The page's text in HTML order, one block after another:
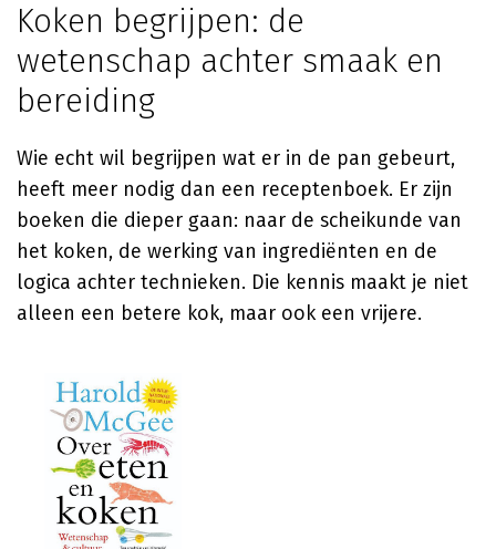
Koken begrijpen: de
wetenschap achter smaak en
bereiding
Wie echt wil begrijpen wat er in de pan gebeurt,
heeft meer nodig dan een receptenboek. Er zijn
boeken die dieper gaan: naar de scheikunde van
het koken, de werking van ingrediënten en de
logica achter technieken. Die kennis maakt je niet
alleen een betere kok, maar ook een vrijere.